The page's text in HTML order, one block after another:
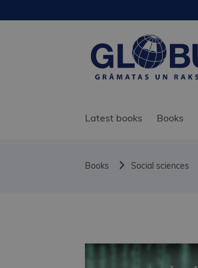
Latest books Books
Books Social sciences